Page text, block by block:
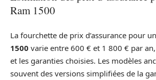
Ram 1500
La fourchette de prix d’assurance pour un
1500 varie entre 600 € et 1 800 € par
et les garanties choisies. Les modèles
souvent des versions simplifiées de la